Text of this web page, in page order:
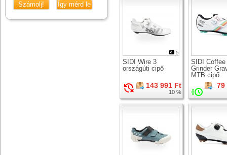
Számolj! Így mérd le
5
SIDI Wire 3
országúti cipő
143 991 Ft
10 %
SIDI Coffee
Grinder
MTB cipő
79